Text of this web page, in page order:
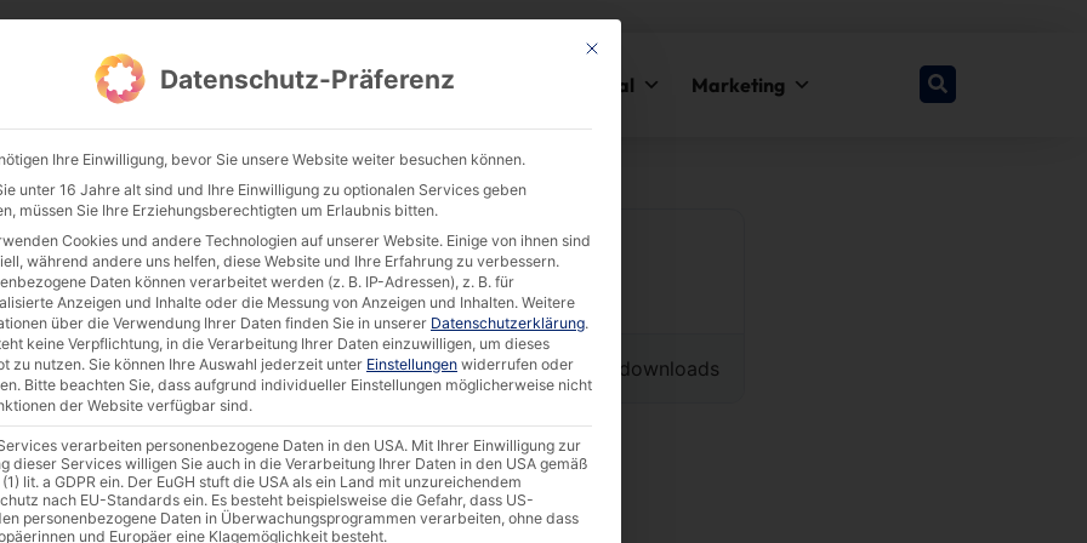
Products Documentation & Software Company & Legal Marketing
Technologies for Medical Practice [EN]
16739 downloads
This button closes the dialog. Its functionality is identical to the Nur
Datenschutz-Präferenz
Ihre Einwilligung, bevor Sie unsere Website weiter besuchen können.
unter 16 Jahre alt sind und Ihre Einwilligung zu optionalen Services geben
müssen Sie Ihre Erziehungsberechtigten um Erlaubnis bitten.
Cookies und andere Technologien auf unserer Website. Einige von ihnen sind
während andere uns helfen, diese Website und Ihre Erfahrung zu verbessern.
Daten können verarbeitet werden (z. B. IP-Adressen), z. B. für
Anzeigen und Inhalte oder die Messung von Anzeigen und Inhalten. Weitere
über die Verwendung Ihrer Daten finden Sie in unserer Datenschutzerklärung.
keine Verpflichtung, in die Verarbeitung Ihrer Daten einzuwilligen, um dieses
zu nutzen. Sie können Ihre Auswahl jederzeit unter Einstellungen widerrufen oder
Bitte beachten Sie, dass aufgrund individueller Einstellungen möglicherweise nicht
der Website verfügbar sind.
verarbeiten personenbezogene Daten in den USA. Mit Ihrer Einwilligung zur
dieser Services willigen Sie auch in die Verarbeitung Ihrer Daten in den USA gemäß
lit. a GDPR ein. Der EuGH stuft die USA als ein Land mit unzureichendem
nach EU-Standards ein. Es besteht beispielsweise die Gefahr, dass US-
personenbezogene Daten in Überwachungsprogrammen verarbeiten, ohne dass
und Europäer eine Klagemöglichkeit besteht.